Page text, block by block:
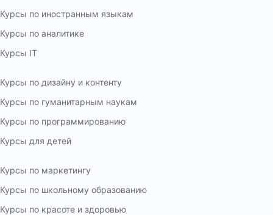
Курсы по иностранным языкам
Курсы по аналитике
Курсы IT
Курсы по дизайну и контенту
Курсы по гуманитарным наукам
Курсы по программированию
Курсы для детей
Курсы по маркетингу
Курсы по школьному образованию
Курсы по красоте и здоровью